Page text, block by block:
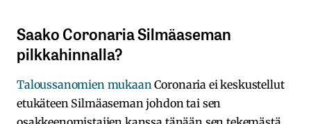
Saako Coronaria Silmäaseman
pilkkahinnalla?
Taloussanomien mukaanCoronaria ei keskustellut
etukäteen Silmäaseman johdon tai sen